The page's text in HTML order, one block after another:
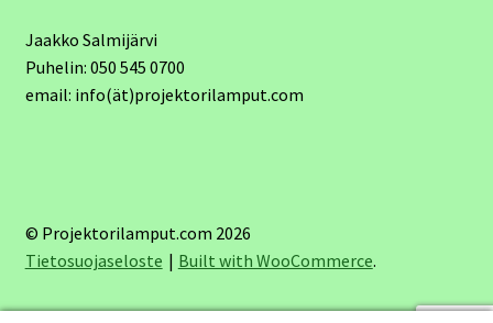
Jaakko Salmijärvi
Puhelin: 050 545 0700
email: info(ät)projektorilamput.com
© Projektorilamput.com 2026
Tietosuojaseloste
Built with WooCommerce.